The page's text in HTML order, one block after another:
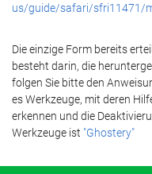
us/guide/safari/sfri11471/
Die einzige Form bereits
besteht darin, die
folgen Sie bitte den
es Werkzeuge, mit deren
erkennen und die
Werkzeuge ist "Ghostery"